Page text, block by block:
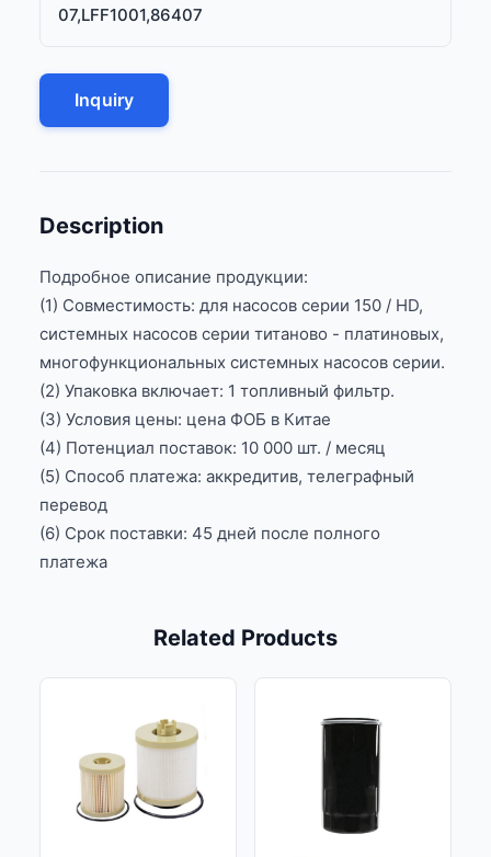
07,LFF1001,86407
Inquiry
Description
Подробное описание продукции:
(1) Совместимость: для насосов серии 150 / HD,
системных насосов серии титаново - платиновых,
многофункциональных системных насосов серии.
(2) Упаковка включает: 1 топливный фильтр.
(3) Условия цены: цена ФОБ в Китае
(4) Потенциал поставок: 10 000 шт. / месяц
(5) Способ платежа: аккредитив, телеграфный
перевод
(6) Срок поставки: 45 дней после полного
платежа
Related Products